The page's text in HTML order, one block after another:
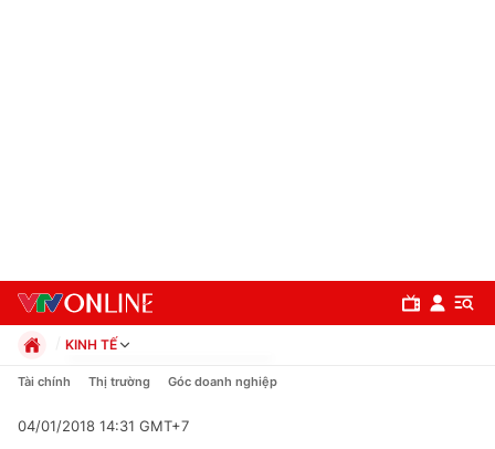
KINH TẾ
Chính trị
Pháp luật
Tài chính Thị trường Góc doanh nghiệp
04/01/2018 14:31 GMT+7